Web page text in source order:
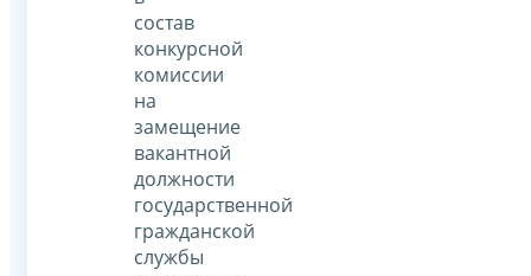
состав
конкурсной
комиссии
на
замещение
вакантной
должности
государственной
гражданской
службы